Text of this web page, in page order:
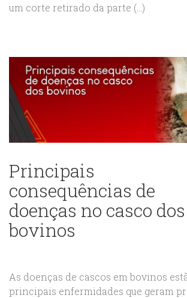
um corte retirado da parte (...)
Principais
consequências de
doenças no casco dos
bovinos
As doenças de cascos em bovinos
principais enfermidades que geram